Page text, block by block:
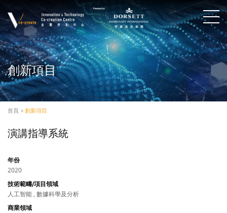
創新項目
首頁 > 創新項目
演講指導系統
年份
2020
技術範疇/項目領域
人工智能 , 數據科學及分析
商業領域